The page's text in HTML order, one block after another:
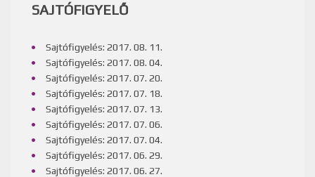
SAJTÓFIGYELŐ
Sajtófigyelés: 2017. 08. 11.
Sajtófigyelés: 2017. 08. 04.
Sajtófigyelés: 2017. 07. 20.
Sajtófigyelés: 2017. 07. 18.
Sajtófigyelés: 2017. 07. 13.
Sajtófigyelés: 2017. 07. 06.
Sajtófigyelés: 2017. 07. 04.
Sajtófigyelés: 2017. 06. 29.
Sajtófigyelés: 2017. 06. 27.